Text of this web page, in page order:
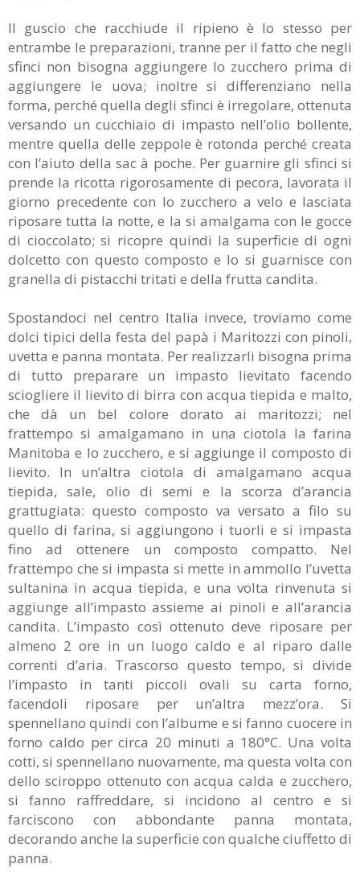
Il guscio che racchiude il ripieno è lo stesso per
entrambe le preparazioni, tranne per il fatto che negli
sfinci non bisogna aggiungere lo zucchero prima di
aggiungere le uova; inoltre si differenziano nella
forma, perché quella degli sfinci è irregolare, ottenuta
versando un cucchiaio di impasto nell’olio bollente,
mentre quella delle zeppole è rotonda perché creata
con l’aiuto della sac à poche. Per guarnire gli sfinci si
prende la ricotta rigorosamente di pecora, lavorata il
giorno precedente con lo zucchero a velo e lasciata
riposare tutta la notte, e la si amalgama con le gocce
di cioccolato; si ricopre quindi la superficie di ogni
dolcetto con questo composto e lo si guarnisce con
granella di pistacchi tritati e della frutta candita.
Spostandoci nel centro Italia invece, troviamo come
dolci tipici della festa del papà i Maritozzi con pinoli,
uvetta e panna montata. Per realizzarli bisogna prima
di tutto preparare un impasto lievitato facendo
sciogliere il lievito di birra con acqua tiepida e malto,
che dà un bel colore dorato ai maritozzi; nel
frattempo si amalgamano in una ciotola la farina
Manitoba e lo zucchero, e si aggiunge il composto di
lievito. In un’altra ciotola di amalgamano acqua
tiepida, sale, olio di semi e la scorza d’arancia
grattugiata: questo composto va versato a filo su
quello di farina, si aggiungono i tuorli e si impasta
fino ad ottenere un composto compatto. Nel
frattempo che si impasta si mette in ammollo l’uvetta
sultanina in acqua tiepida, e una volta rinvenuta si
aggiunge all’impasto assieme ai pinoli e all’arancia
candita. L’impasto così ottenuto deve riposare per
almeno 2 ore in un luogo caldo e al riparo dalle
correnti d’aria. Trascorso questo tempo, si divide
l’impasto in tanti piccoli ovali su carta forno,
facendoli riposare per un’altra mezz’ora. Si
spennellano quindi con l’albume e si fanno cuocere in
forno caldo per circa 20 minuti a 180°C. Una volta
cotti, si spennellano nuovamente, ma questa volta con
dello sciroppo ottenuto con acqua calda e zucchero,
si fanno raffreddare, si incidono al centro e si
farciscono con abbondante panna montata,
decorando anche la superficie con qualche ciuffetto di
panna.